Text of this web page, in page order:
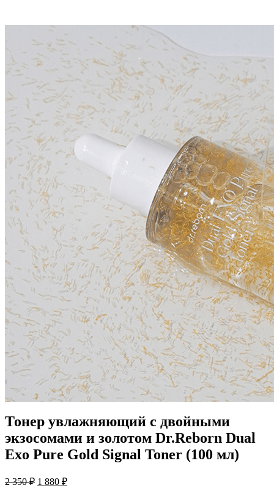
Тонер увлажняющий с двойными
экзосомами и золотом Dr.Reborn Dual
Exo Pure Gold Signal Toner (100 мл)
2 350₽ Первоначальная
1 880 ₽Текущая